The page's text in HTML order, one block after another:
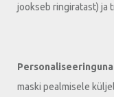
jookseb ringiratast) ja
Personaliseeringuna
maski pealmisele